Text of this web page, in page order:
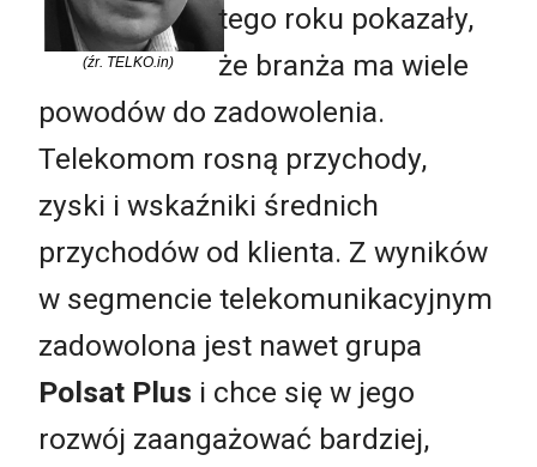
(źr. TELKO.in)
tego roku pokazały,
że branża ma wiele
powodów do zadowolenia.
Telekomom rosną przychody,
zyski i wskaźniki średnich
przychodów od klienta. Z wyników
w segmencie telekomunikacyjnym
zadowolona jest nawet grupa
Polsat Plus i chce się w jego
rozwój zaangażować bardziej,